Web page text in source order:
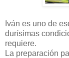
Iván es uno de
durísimas
requiere.
La preparación